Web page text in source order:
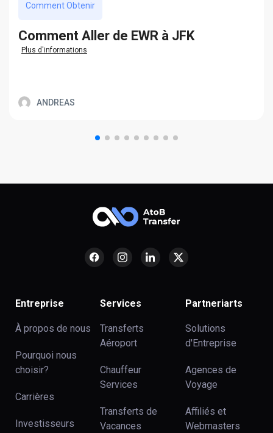
Comment Obtenir
Сomment Aller de EWR à JFK
Plus d'informations
ANDREAS
Entreprise
À propos de nous
Pourquoi nous
choisir?
Carrières
Investisseurs
Services
Transferts
Aéroport
Chauffeur
Services
Transferts de
Vacances
Partneriarts
Solutions
d'Entreprise
Agences de
Voyage
Affiliés et
Webmasters